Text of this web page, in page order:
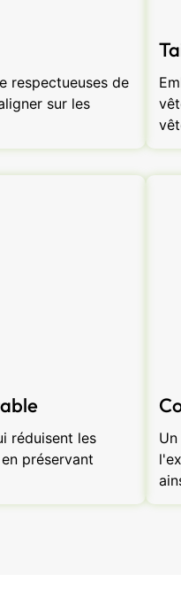
respectueuses de
sur les
réduisent les
préservant